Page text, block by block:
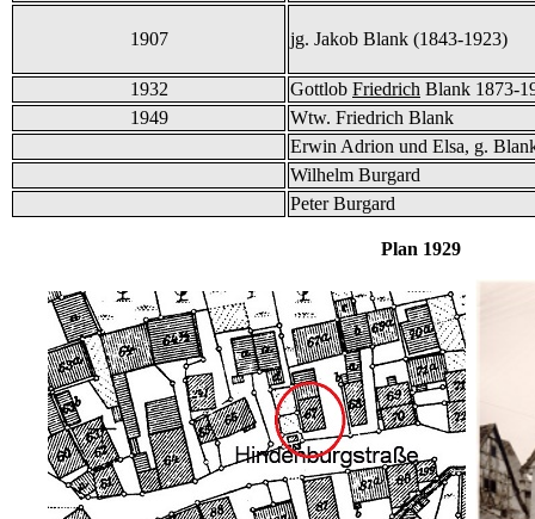
1907 jg. Jakob Blank (1843-1923)
1932 Gottlob Friedrich Blank 1873-
1949
Wtw. Friedrich Blank
Erwin Adrion und Elsa, g.
Wilhelm Burgard
Peter Burgard
Plan